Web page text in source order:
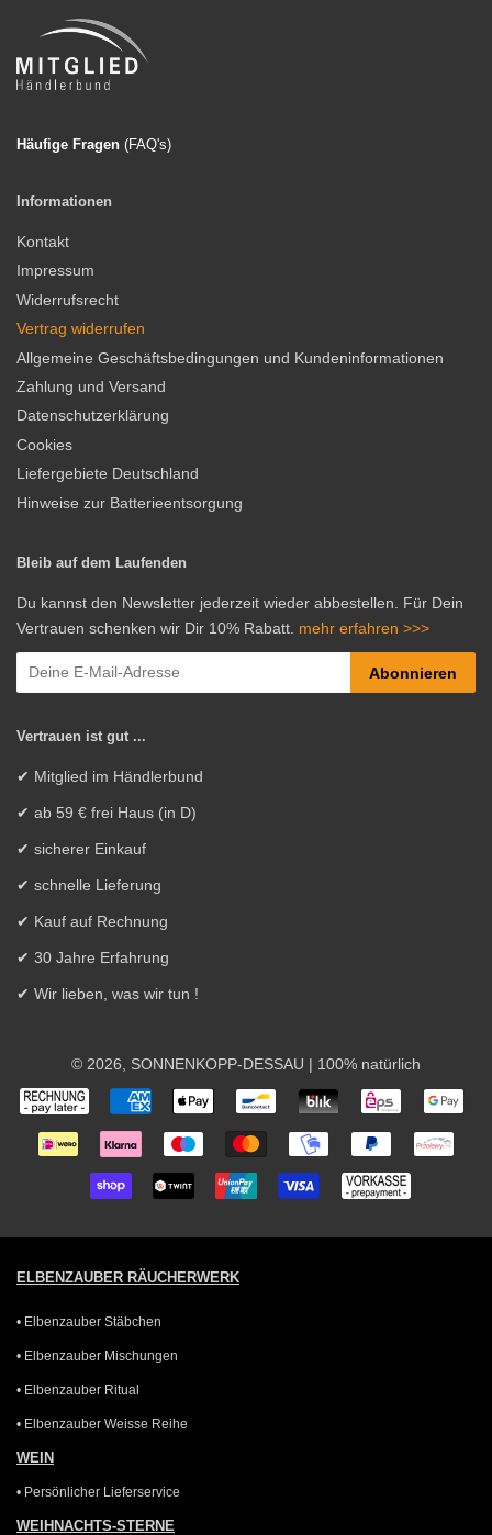
Häufige Fragen (FAQ's)
Informationen
Kontakt
Impressum
Widerrufsrecht
Vertrag widerrufen
Allgemeine Geschäftsbedingungen und Kundeninformationen
Zahlung und Versand
Datenschutzerklärung
Cookies
Liefergebiete Deutschland
Hinweise zur Batterieentsorgung
Bleib auf dem Laufenden
Du kannst den Newsletter jederzeit wieder abbestellen. Für Dein
Vertrauen schenken wir Dir 10% Rabatt. mehr erfahren >>>
Abonnieren
Vertrauen ist gut ...
✔ Mitglied im Händlerbund
✔ ab 59 € frei Haus (in D)
✔ sicherer Einkauf
✔ schnelle Lieferung
✔ Kauf auf Rechnung
✔ 30 Jahre Erfahrung
✔ Wir lieben, was wir tun !
© 2026, SONNENKOPP-DESSAU | 100% natürlich
Zahlungsarten
ELBENZAUBER RÄUCHERWERK
• Elbenzauber Stäbchen
• Elbenzauber Mischungen
• Elbenzauber Ritual
• Elbenzauber Weisse Reihe
WEIN
• Persönlicher Lieferservice
WEIHNACHTS-STERNE